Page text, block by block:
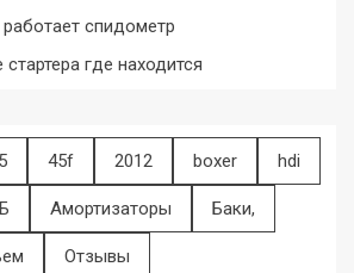
спидометр
где находится
45f 2012 boxer hdi
Амортизаторы Баки,
Отзывы